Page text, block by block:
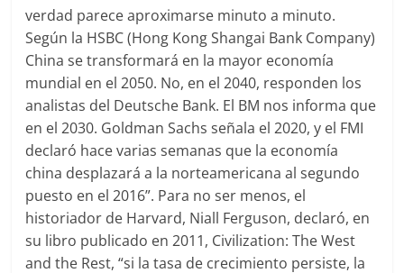
verdad parece aproximarse minuto a minuto.
Según la HSBC (Hong Kong Shangai Bank Company)
China se transformará en la mayor economía
mundial en el 2050. No, en el 2040, responden los
analistas del Deutsche Bank. El BM nos informa que
en el 2030. Goldman Sachs señala el 2020, y el FMI
declaró hace varias semanas que la economía
china desplazará a la norteamericana al segundo
puesto en el 2016”. Para no ser menos, el
historiador de Harvard, Niall Ferguson, declaró, en
su libro publicado en 2011, Civilization: The West
and the Rest, “si la tasa de crecimiento persiste, la